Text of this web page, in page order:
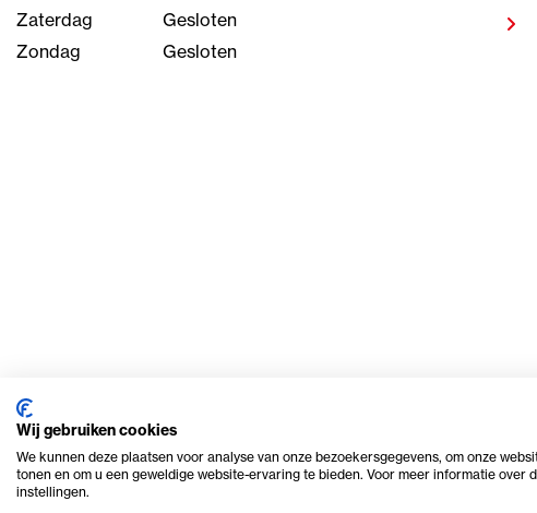
Zaterdag
Gesloten
Zondag
Gesloten
© 2026 Ome Piet Verhuur
Wij gebruiken cookies
We kunnen deze plaatsen voor analyse van onze bezoekersgegevens, om onze
tonen en om u een geweldige website-ervaring te bieden. Voor meer informatie over
instellingen.